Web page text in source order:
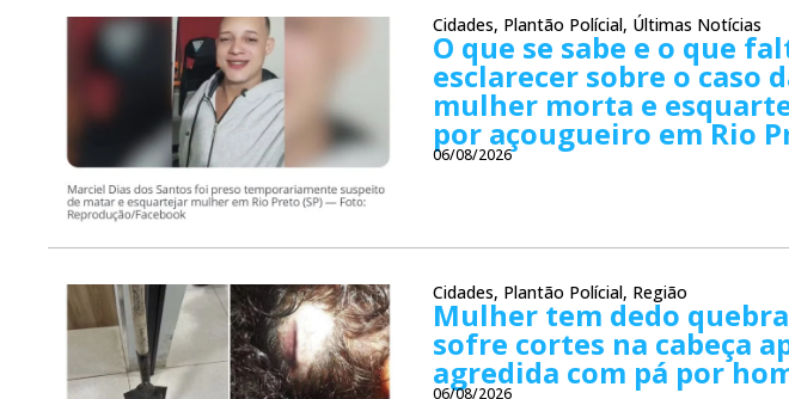
Cidades, Plantão Polícial, Últimas Notícias
O que se sabe e o que
esclarecer sobre o caso
mulher morta e
por açougueiro em Rio
06/08/2026
Cidades, Plantão Polícial, Região
Mulher tem dedo
sofre cortes na cabeça
agredida com pá por
06/08/2026